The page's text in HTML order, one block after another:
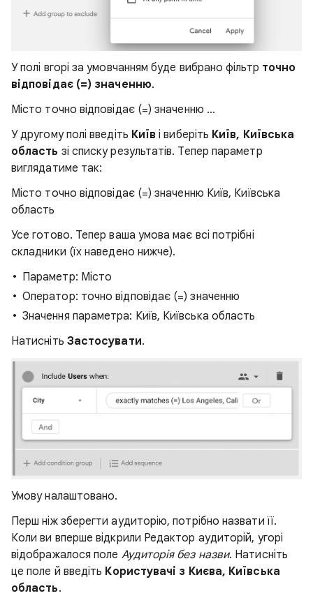
У полі вгорі за умовчанням буде вибрано фільтр точно
відповідає (=) значенню.
Місто точно відповідає (=) значенню …
У другому полі введіть Київ і виберіть Київ, Київська
область зі списку результатів. Тепер параметр
виглядатиме так:
Місто точно відповідає (=) значенню Київ, Київська
область
Усе готово. Тепер ваша умова має всі потрібні
складники (їх наведено нижче).
Параметр: Місто
Оператор: точно відповідає (=) значенню
Значення параметра: Київ, Київська область
Натисніть Застосувати.
Умову налаштовано.
Перш ніж зберегти аудиторію, потрібно назвати її.
Коли ви вперше відкрили Редактор аудиторій, угорі
відображалося поле Аудиторія без назви. Натисніть
це поле й введіть Користувачі з Києва, Київська
область.